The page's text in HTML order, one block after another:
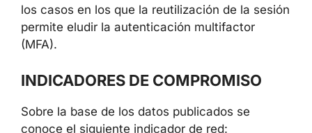
señalan los investigadores, pueden
proporcionar a los atacantes acceso a
servicios en la nube, aplicaciones internas y
incluidos los casos en los que la reutilización
multifactor (MFA).